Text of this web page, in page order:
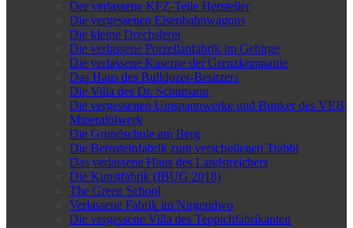
Der verlassene KFZ-Teile Hersteller
Die vergessenen Eisenbahnwagons
Die kleine Drechslerei
Die verlassene Porzellanfabrik im Gebirge
Die verlassene Kaserne der Grenzkompanie
Das Haus des Bulldozer-Besitzers
Die Villa des Dr. Schumann
Die vergessenen Umspannwerke und Bunker des VEB
Mineralölwerk
Die Grundschule am Berg
Die Bernsteinfabrik zum verschollenen Trabbi
Das verlassene Haus des Landstreichers
Die Kunstfabrik (IBUG 2018)
The Green School
Verlassene Fabrik im Nirgendwo
Die vergessene Villa des Teppichfabrikanten